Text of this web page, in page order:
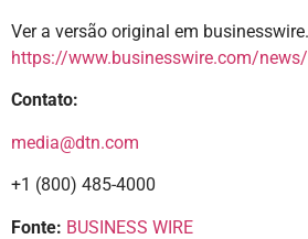
Ver a versão original em
https://www.businesswire.com/
Contato:
media@dtn.com
+1 (800) 485-4000
Fonte: BUSINESS WIRE